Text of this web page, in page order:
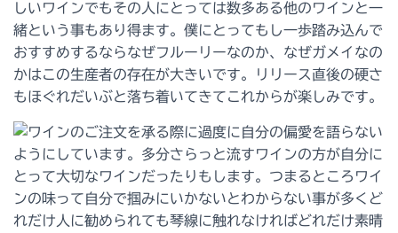
しいワインでもその人にとっては数多ある他のワインと一
緒という事もあり得ます。僕にとってもし一歩踏み込んで
おすすめするならなぜフルーリーなのか、なぜガメイなの
かはこの生産者の存在が大きいです。リリース直後の硬さ
もほぐれだいぶと落ち着いてきてこれからが楽しみです。